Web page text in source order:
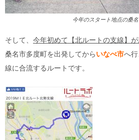
今年のスタート地点の桑
そして、 今年初めて【北ルートの支線】
桑名市多度町を出発してからいなべ市へ
線に合流するルートです。